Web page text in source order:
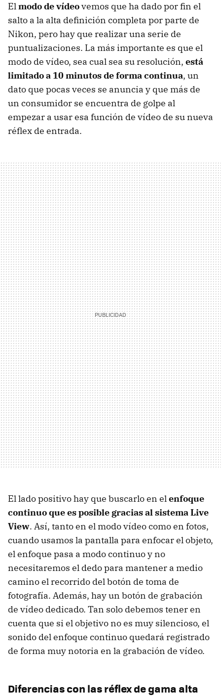
Elmodo de vídeovemos que ha dado por fin el
salto a la alta definición completa por parte de
Nikon, pero hay que realizar una serie de
puntualizaciones. La más importante es que el
modo de vídeo, sea cual sea su resolución, está
limitado a 10 minutos de forma continua, un
dato que pocas veces se anuncia y que más de
un consumidor se encuentra de golpe al
empezar a usar esa función de vídeo de su nueva
réflex de entrada.
El lado positivo hay que buscarlo en elenfoque
continuo que es posible gracias al sistema Live
View. Así, tanto en el modo vídeo como en fotos,
cuando usamos la pantalla para enfocar el objeto,
el enfoque pasa a modo continuo y no
necesitaremos el dedo para mantener a medio
camino el recorrido del botón de toma de
fotografía. Además, hay un botón de grabación
de vídeo dedicado. Tan solo debemos tener en
cuenta que si el objetivo no es muy silencioso, el
sonido del enfoque continuo quedará registrado
de forma muy notoria en la grabación de vídeo.
Diferencias con las réflex de gama alta